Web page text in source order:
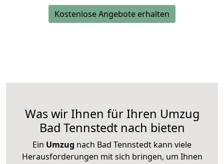
Kostenlose Angebote erhalten
Was wir Ihnen für Ihren Umzug
Bad Tennstedt nach bieten
Ein Umzug nach Bad Tennstedt kann viele
Herausforderungen mit sich bringen, um Ihnen